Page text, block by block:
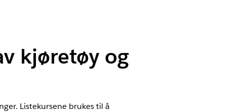
kjøretøy og
Listekursene brukes til å